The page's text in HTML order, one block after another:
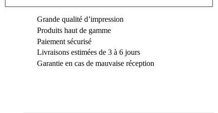
Grande qualité d’impression
Produits haut de gamme
Paiement sécurisé
Livraisons estimées de 3 à 6 jours
Garantie en cas de mauvaise réception